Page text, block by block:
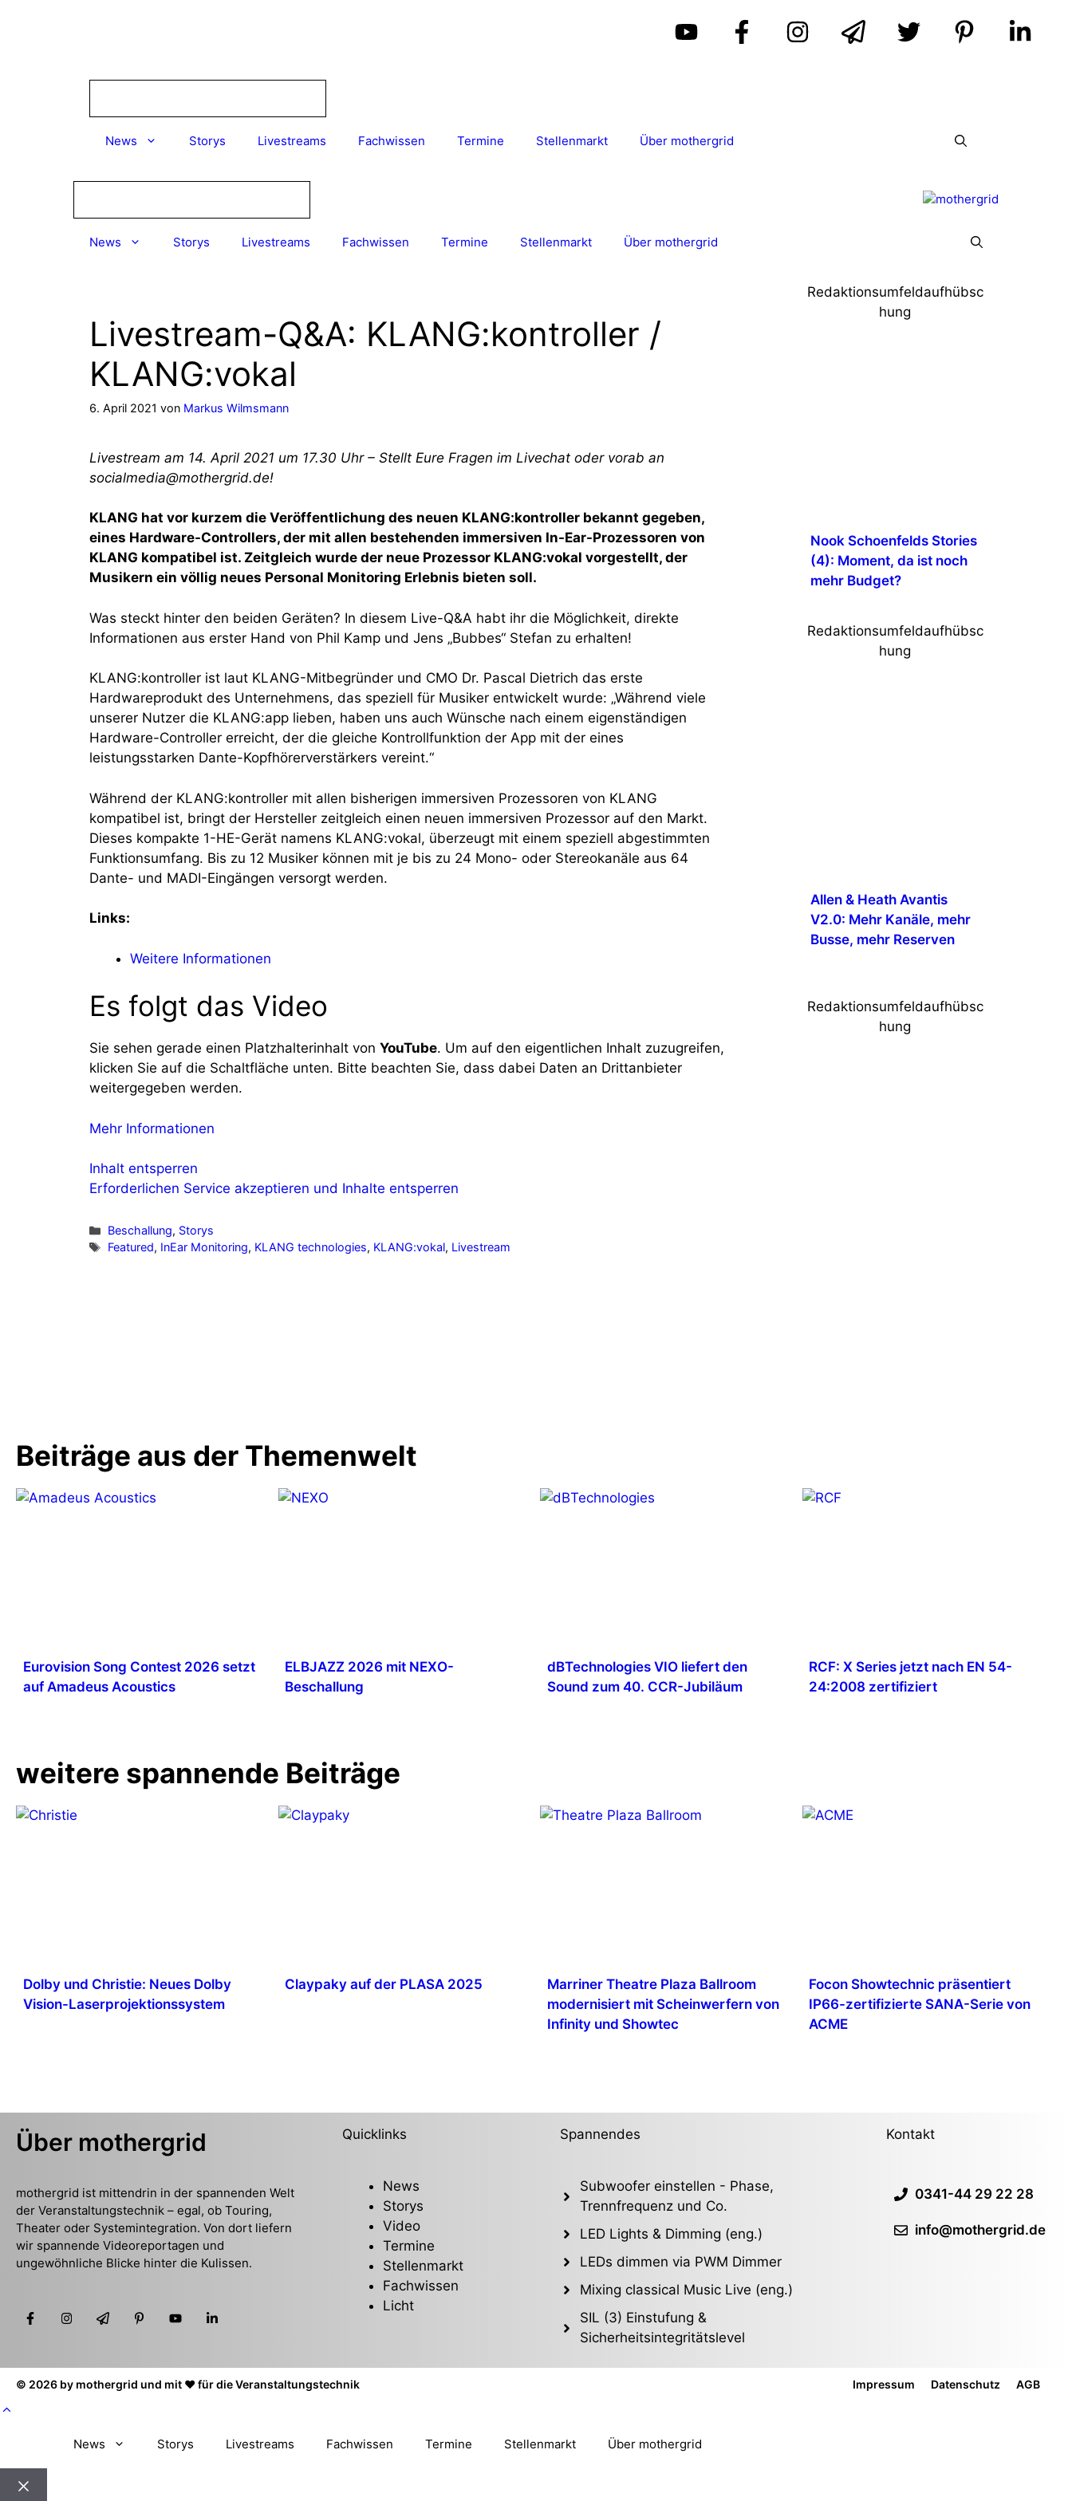
News Storys Livestreams Fachwissen Termine Stellenmarkt Über mothergrid
News Storys Livestreams Fachwissen Termine Stellenmarkt Über mothergrid
Livestream-Q&A: KLANG:kontroller /
KLANG:vokal
6. April 2021 von Markus Wilmsmann
Livestream am 14. April 2021 um 17.30 Uhr – Stellt Eure Fragen im Livechat oder vorab an
socialmedia@mothergrid.de!
KLANG hat vor kurzem die Veröffentlichung des neuen KLANG:kontroller bekannt gegeben,
eines Hardware-Controllers, der mit allen bestehenden immersiven In-Ear-Prozessoren von
KLANG kompatibel ist. Zeitgleich wurde der neue Prozessor KLANG:vokal vorgestellt, der
Musikern ein völlig neues Personal Monitoring Erlebnis bieten soll.
Was steckt hinter den beiden Geräten? In diesem Live-Q&A habt ihr die Möglichkeit, direkte
Informationen aus erster Hand von Phil Kamp und Jens „Bubbes“ Stefan zu erhalten!
KLANG:kontroller ist laut KLANG-Mitbegründer und CMO Dr. Pascal Dietrich das erste
Hardwareprodukt des Unternehmens, das speziell für Musiker entwickelt wurde: „Während viele
unserer Nutzer die KLANG:app lieben, haben uns auch Wünsche nach einem eigenständigen
Hardware-Controller erreicht, der die gleiche Kontrollfunktion der App mit der eines
leistungsstarken Dante-Kopfhörerverstärkers vereint.“
Während der KLANG:kontroller mit allen bisherigen immersiven Prozessoren von KLANG
kompatibel ist, bringt der Hersteller zeitgleich einen neuen immersiven Prozessor auf den Markt.
Dieses kompakte 1-HE-Gerät namens KLANG:vokal, überzeugt mit einem speziell abgestimmten
Funktionsumfang. Bis zu 12 Musiker können mit je bis zu 24 Mono- oder Stereokanäle aus 64
Dante- und MADI-Eingängen versorgt werden.
Links:
Weitere Informationen
Es folgt das Video
Sie sehen gerade einen Platzhalterinhalt von YouTube. Um auf den eigentlichen Inhalt zuzugreifen,
klicken Sie auf die Schaltfläche unten. Bitte beachten Sie, dass dabei Daten an Drittanbieter
weitergegeben werden.
Mehr Informationen
Inhalt entsperren
Erforderlichen Service akzeptieren und Inhalte entsperren
Kategorien
Beschallung, Storys
Schlagwörter
Featured, InEar Monitoring, KLANG technologies, KLANG:vokal, Livestream
Redaktionsumfeldaufhübsc
hung
Nook Schoenfelds Stories
(4): Moment, da ist noch
mehr Budget?
Redaktionsumfeldaufhübsc
hung
Allen & Heath Avantis
V2.0: Mehr Kanäle, mehr
Busse, mehr Reserven
Redaktionsumfeldaufhübsc
hung
Beiträge aus der Themenwelt
Eurovision Song Contest 2026 setzt
auf Amadeus Acoustics
ELBJAZZ 2026 mit NEXO-
Beschallung
dBTechnologies VIO liefert den
Sound zum 40. CCR-Jubiläum
RCF: X Series jetzt nach EN 54-
24:2008 zertifiziert
weitere spannende Beiträge
Dolby und Christie: Neues Dolby
Vision-Laserprojektionssystem
Claypaky auf der PLASA 2025
Marriner Theatre Plaza Ballroom
modernisiert mit Scheinwerfern von
Infinity und Showtec
Focon Showtechnic präsentiert
IP66-zertifizierte SANA-Serie von
ACME
Über mothergrid
mothergrid ist mittendrin in der spannenden Welt
der Veranstaltungstechnik – egal, ob Touring,
Theater oder Systemintegration. Von dort liefern
wir spannende Videoreportagen und
ungewöhnliche Blicke hinter die Kulissen.
Quicklinks
News
Storys
Video
Termine
Stellenmarkt
Fachwissen
Licht
Spannendes
Subwoofer einstellen - Phase,
Trennfrequenz und Co.
LED Lights & Dimming (eng.)
LEDs dimmen via PWM Dimmer
Mixing classical Music Live (eng.)
SIL (3) Einstufung &
Sicherheitsintegritätslevel
Kontakt
0341-44 29 22 28
info@mothergrid.de
© 2026 by mothergrid und mit ❤️ für die Veranstaltungstechnik Impressum Datenschutz AGB
News Storys Livestreams Fachwissen Termine Stellenmarkt Über mothergrid